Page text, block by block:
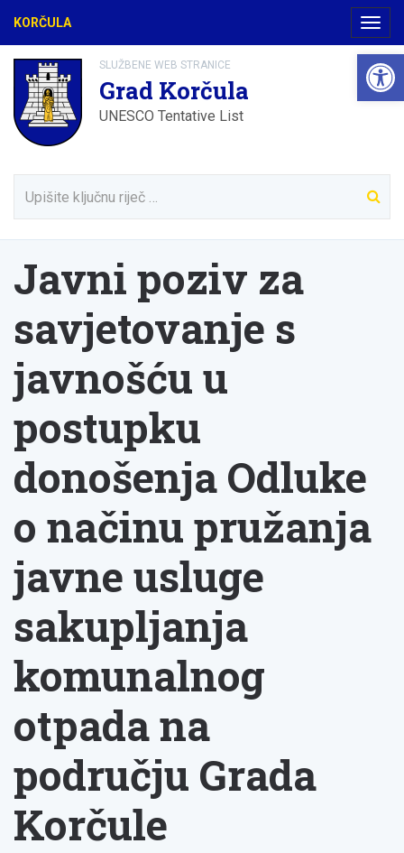
KORČULA
SLUŽBENE WEB STRANICE
Grad Korčula
UNESCO Tentative List
Javni poziv za
savjetovanje s
javnošću u
postupku
donošenja Odluke
o načinu pružanja
javne usluge
sakupljanja
komunalnog
otpada na
području Grada
Korčule